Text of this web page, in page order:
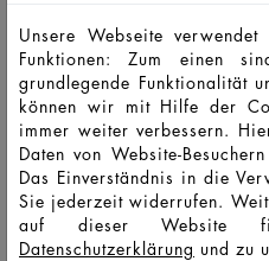
F7045 PSO 50 56 136
F7046 PSO 100 109 240
Unsere Webseite
Funktionen: Zum einen
grundlegende Funktionalität
können wir mit Hilfe der
immer weiter verbessern.
Daten von Website-
Das Einverständnis in die
Sie jederzeit widerrufen.
auf dieser Website
Datenschutzerklärung und zu